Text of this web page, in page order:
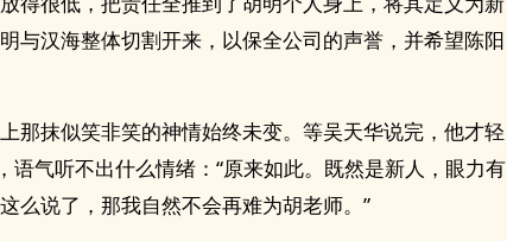
与汉海整体切割开来，以保全公司的声誉，并希望陈阳
那抹似笑非笑的神情始终未变。等吴天华说完，他才轻
语气听不出什么情绪：“原来如此。既然是新人，眼力有
么说了，那我自然不会再难为胡老师。”